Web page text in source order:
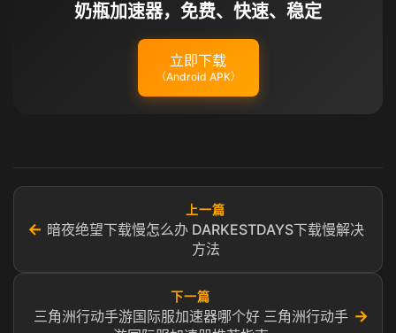
奶瓶加速器，免费、快速、稳定
立即下载
（Android APK）
←
上一篇
暗夜绝望下载慢怎么办 DARKESTDAYS下载慢解决
方法
下一篇
三角洲行动手游国际服加速器哪个好 三角洲行动手 →